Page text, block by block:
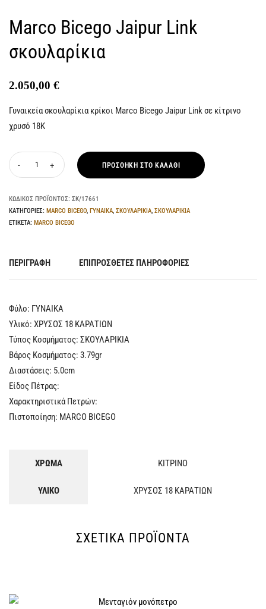
Marco Bicego Jaipur Link
σκουλαρίκια
2.050,00 €
Γυναικεία σκουλαρίκια κρίκοι Marco Bicego Jaipur Link σε κίτρινο
χρυσό 18Κ
ΠΡΟΣΘΉΚΗ ΣΤΟ ΚΑΛΆΘΙ
ΚΩΔΙΚΌΣ ΠΡΟΪΌΝΤΟΣ: ΣΚ/17661
ΚΑΤΗΓΟΡΊΕΣ: MARCO BICEGO, ΓΥΝΑΙΚΑ, ΣΚΟΥΛΑΡΙΚΙΑ, ΣΚΟΥΛΑΡΙΚΙΑ
ΕΤΙΚΈΤΑ: MARCO BICEGO
ΠΕΡΙΓΡΑΦΉ ΕΠΙΠΡΌΣΘΕΤΕΣ ΠΛΗΡΟΦΟΡΊΕΣ
Φύλο: ΓYNAIKA
Υλικό: ΧΡΥΣΟΣ 18 ΚΑΡΑΤΙΩΝ
Τύπος Κοσμήματος: ΣΚΟΥΛΑΡΙΚΙΑ
Βάρος Κοσμήματος: 3.79gr
Διαστάσεις: 5.0cm
Είδος Πέτρας:
Χαρακτηριστικά Πετρών:
Πιστοποίηση: MARCO BICEGO
ΧΡΩΜΑ ΚΙΤΡΙΝΟ
ΥΛΙΚΟ ΧΡΥΣΟΣ 18 ΚΑΡΑΤΙΩΝ
ΣΧΕΤΙΚΆ ΠΡΟΪΌΝΤΑ